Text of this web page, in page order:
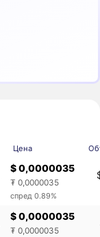
Цена
$ 0,0000035
₮ 0,0000035
спред 0.89%
$ 0,0000035
₮ 0,0000035